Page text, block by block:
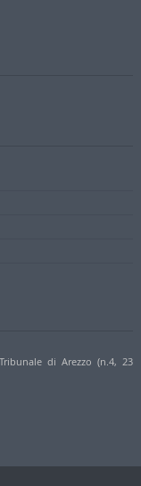
di Arezzo (n.4, 23